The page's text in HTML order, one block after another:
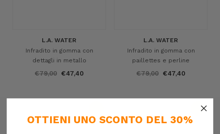
L.A. WATER
Infradito in gomma con
dettagli in metallo
€79,00 €47,40
L.A. WATER
Infradito in gomma con
paillettes e perline
€79,00 €47,40
×